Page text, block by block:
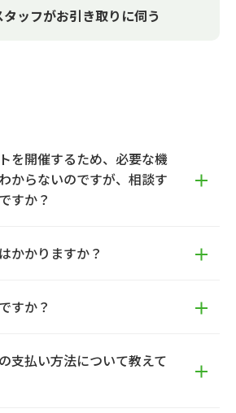
ッフがお引き取りに伺う
を開催するため、必要な機
からないのですが、相談す
すか？
かかりますか？
すか？
支払い方法について教えて